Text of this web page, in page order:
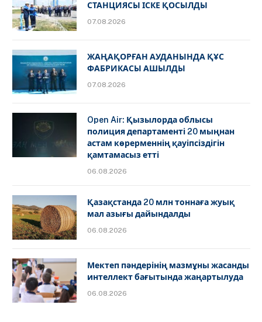
СТАНЦИЯСЫ ІСКЕ ҚОСЫЛДЫ
07.08.2026
ЖАҢАҚОРҒАН АУДАНЫНДА ҚҰС
ФАБРИКАСЫ АШЫЛДЫ
07.08.2026
Open Air: Қызылорда облысы
полиция департаменті 20 мыңнан
астам көрерменнің қауіпсіздігін
қамтамасыз етті
06.08.2026
Қазақстанда 20 млн тоннаға жуық
мал азығы дайындалды
06.08.2026
Мектеп пәндерінің мазмұны жасанды
интеллект бағытында жаңартылуда
06.08.2026